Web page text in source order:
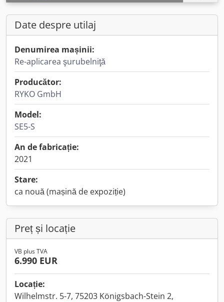
Date despre utilaj
Denumirea mașinii:
Re-aplicarea şurubelniţă
Producător:
RYKO GmbH
Model:
SE5-S
An de fabricație:
2021
Stare:
ca nouă (mașină de expoziție)
Preț și locație
VB plus TVA
6.990 EUR
Locație:
Wilhelmstr. 5-7, 75203 Königsbach-Stein 2,